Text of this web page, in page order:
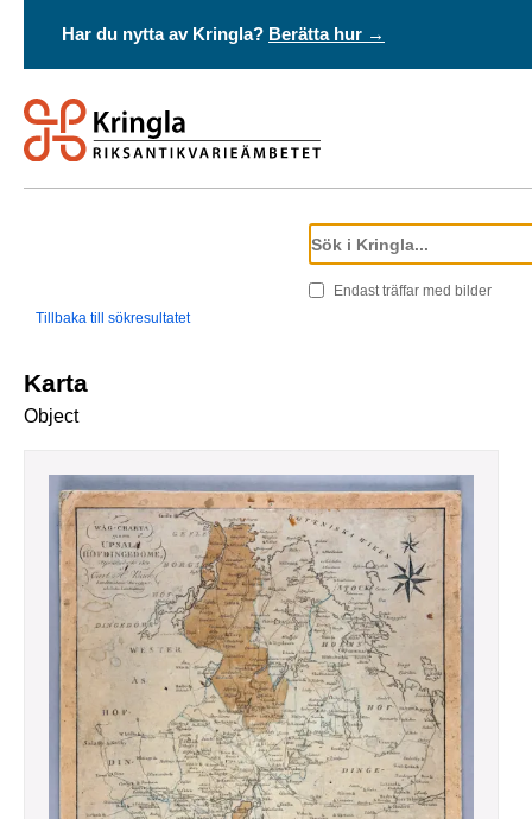
Har du nytta av Kringla? Berätta hur →
Endast träffar med bilder
Tillbaka till sökresultatet
Karta
Object